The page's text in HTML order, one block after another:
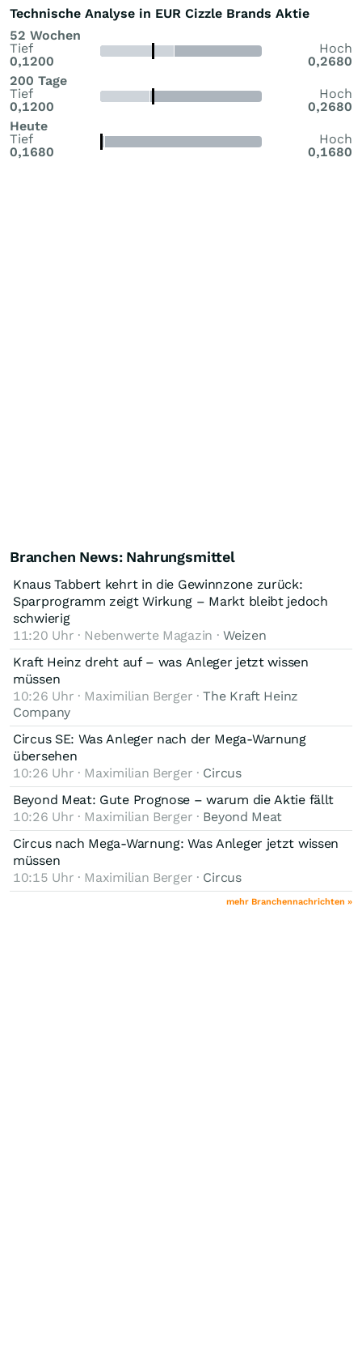
Technische Analyse in EUR Cizzle Brands Aktie
52 Wochen
Tief
0,1200
Hoch
0,2680
200 Tage
Tief
0,1200
Hoch
0,2680
Heute
Tief
0,1680
Hoch
0,1680
Branchen News: Nahrungsmittel
Knaus Tabbert kehrt in die Gewinnzone zurück:
Sparprogramm zeigt Wirkung – Markt bleibt jedoch
schwierig
11:20 Uhr · Nebenwerte Magazin ·Weizen
Kraft Heinz dreht auf – was Anleger jetzt wissen
müssen
10:26 Uhr · Maximilian Berger ·The Kraft Heinz
Company
Circus SE: Was Anleger nach der Mega-Warnung
übersehen
10:26 Uhr · Maximilian Berger · Circus
Beyond Meat: Gute Prognose – warum die Aktie fällt
10:26 Uhr · Maximilian Berger · Beyond Meat
Circus nach Mega-Warnung: Was Anleger jetzt wissen
müssen
10:15 Uhr · Maximilian Berger · Circus
mehr Branchennachrichten »